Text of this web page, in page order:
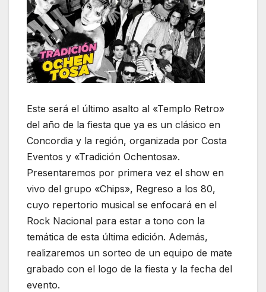
Este será el último asalto al «Templo Retro»
del año de la fiesta que ya es un clásico en
Concordia y la región, organizada por Costa
Eventos y «Tradición Ochentosa».
Presentaremos por primera vez el show en
vivo del grupo «Chips», Regreso a los 80,
cuyo repertorio musical se enfocará en el
Rock Nacional para estar a tono con la
temática de esta última edición. Además,
realizaremos un sorteo de un equipo de mate
grabado con el logo de la fiesta y la fecha del
evento.